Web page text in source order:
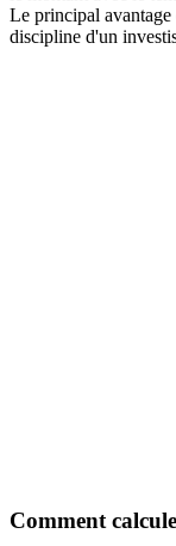
Le principal
discipline d'un
Comment